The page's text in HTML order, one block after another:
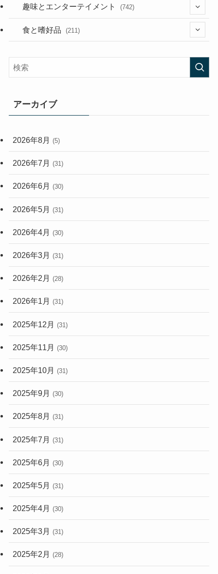
(181)
(394)
(282)
(33)
(248)
趣味とエンターテイメント (742)
(56)
食と嗜好品 (211)
アーカイブ
2026年8月 (5)
2026年7月 (31)
2026年6月 (30)
2026年5月 (31)
2026年4月 (30)
2026年3月 (31)
2026年2月 (28)
2026年1月 (31)
2025年12月 (31)
2025年11月 (30)
2025年10月 (31)
2025年9月 (30)
2025年8月 (31)
2025年7月 (31)
2025年6月 (30)
2025年5月 (31)
2025年4月 (30)
2025年3月 (31)
2025年2月 (28)